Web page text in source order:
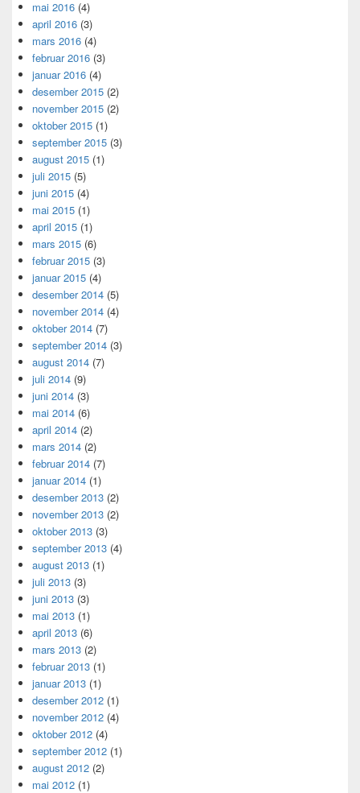
mai 2016 (4)
april 2016 (3)
mars 2016 (4)
februar 2016 (3)
januar 2016 (4)
desember 2015 (2)
november 2015 (2)
oktober 2015 (1)
september 2015 (3)
august 2015 (1)
juli 2015 (5)
juni 2015 (4)
mai 2015 (1)
april 2015 (1)
mars 2015 (6)
februar 2015 (3)
januar 2015 (4)
desember 2014 (5)
november 2014 (4)
oktober 2014 (7)
september 2014 (3)
august 2014 (7)
juli 2014 (9)
juni 2014 (3)
mai 2014 (6)
april 2014 (2)
mars 2014 (2)
februar 2014 (7)
januar 2014 (1)
desember 2013 (2)
november 2013 (2)
oktober 2013 (3)
september 2013 (4)
august 2013 (1)
juli 2013 (3)
juni 2013 (3)
mai 2013 (1)
april 2013 (6)
mars 2013 (2)
februar 2013 (1)
januar 2013 (1)
desember 2012 (1)
november 2012 (4)
oktober 2012 (4)
september 2012 (1)
august 2012 (2)
mai 2012 (1)